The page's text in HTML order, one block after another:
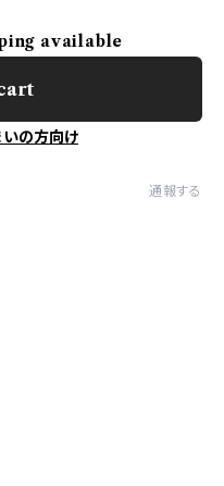
available
の方向け
通報する